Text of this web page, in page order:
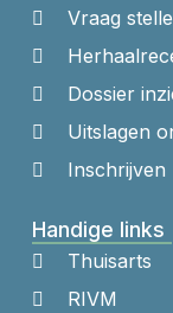
Vraag
Dossier
Uitslagen
Inschrijven
Handige links
Thuisarts
RIVM